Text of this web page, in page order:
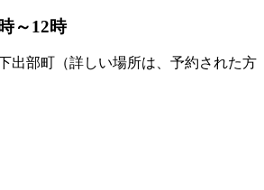
～12時
出部町（詳しい場所は、予約された方